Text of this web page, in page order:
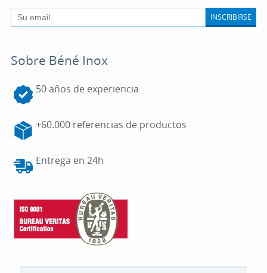
INSCRIBIRSE
Sobre Béné Inox
50 años de experiencia
+60.000 referencias de productos
Entrega en 24h